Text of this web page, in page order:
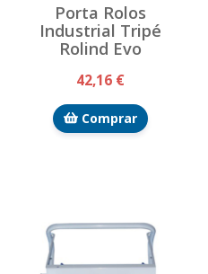
Porta Rolos
Industrial Tripé
Rolind Evo
42,16 €
Comprar